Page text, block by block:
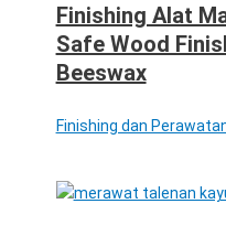
Finishing Alat
Safe Wood
Beeswax
Finishing dan